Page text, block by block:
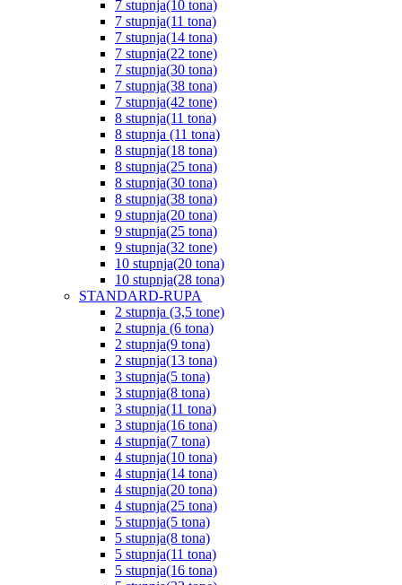
7 stupnja(10 tona)
7 stupnja(11 tona)
7 stupnja(14 tona)
7 stupnja(22 tone)
7 stupnja(30 tona)
7 stupnja(38 tona)
7 stupnja(42 tone)
8 stupnja(11 tona)
8 stupnja (11 tona)
8 stupnja(18 tona)
8 stupnja(25 tona)
8 stupnja(30 tona)
8 stupnja(38 tona)
9 stupnja(20 tona)
9 stupnja(25 tona)
9 stupnja(32 tone)
10 stupnja(20 tona)
10 stupnja(28 tona)
STANDARD-RUPA
2 stupnja (3,5 tone)
2 stupnja (6 tona)
2 stupnja(9 tona)
2 stupnja(13 tona)
3 stupnja(5 tona)
3 stupnja(8 tona)
3 stupnja(11 tona)
3 stupnja(16 tona)
4 stupnja(7 tona)
4 stupnja(10 tona)
4 stupnja(14 tona)
4 stupnja(20 tona)
4 stupnja(25 tona)
5 stupnja(5 tona)
5 stupnja(8 tona)
5 stupnja(11 tona)
5 stupnja(16 tona)